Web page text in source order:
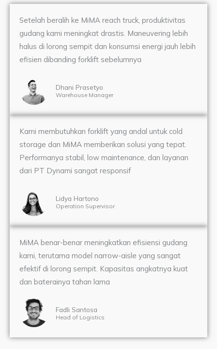
Setelah beralih ke MiMA reach truck, produktivitas
gudang kami meningkat drastis. Maneuvering lebih
halus di lorong sempit dan konsumsi energi jauh lebih
efisien dibanding forklift sebelumnya
Dhani Prasetyo
Warehouse Manager
Kami membutuhkan forklift yang andal untuk cold
storage dan MiMA memberikan solusi yang tepat.
Performanya stabil, low maintenance, dan layanan
dari PT Dynami sangat responsif
Lidya Hartono
Operation Supervisor
MiMA benar-benar meningkatkan efisiensi gudang
kami, terutama model narrow-aisle yang sangat
efektif di lorong sempit. Kapasitas angkatnya kuat
dan baterainya tahan lama
Fadli Santosa
Head of Logistics